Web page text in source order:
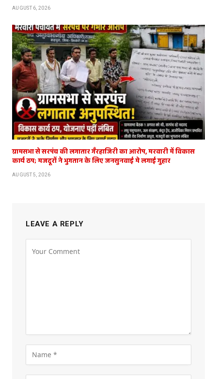
AUGUST 6, 2026
ग्रामसभा से सरपंच की लगातार गैरहाजिरी का आरोप, मरवारी में विकास
कार्य ठप; मजदूरों ने भुगतान के लिए जनसुनवाई मे लगाई गुहार
AUGUST 5, 2026
LEAVE A REPLY